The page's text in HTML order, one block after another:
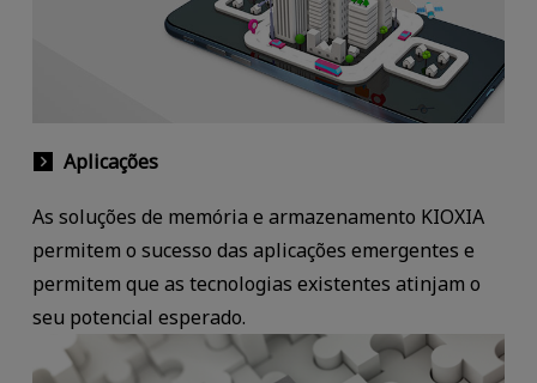
Aplicações
As soluções de memória e armazenamento KIOXIA
permitem o sucesso das aplicações emergentes e
permitem que as tecnologias existentes atinjam o
seu potencial esperado.